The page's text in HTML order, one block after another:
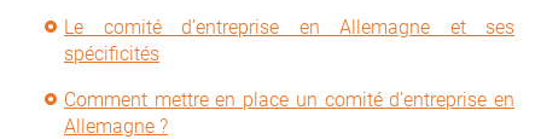
Le comité d’entreprise en Allemagne et ses
spécificités
Comment mettre en place un comité d’entreprise en
Allemagne ?